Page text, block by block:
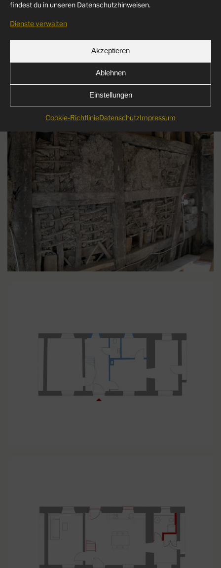
findest du in unseren Datenschutzhinweisen.
Dienste verwalten
Akzeptieren
Ablehnen
Einstellungen
Cookie-RichtlinieDatenschutzImpressum
LIGHTBOX